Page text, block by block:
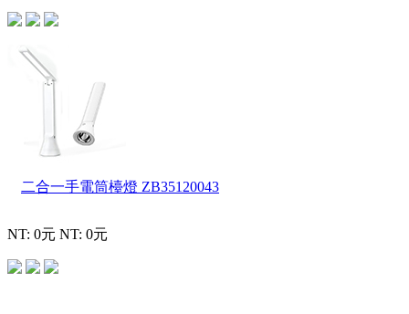
二合一手電筒檯燈 ZB35120043
NT: 0元 NT: 0元